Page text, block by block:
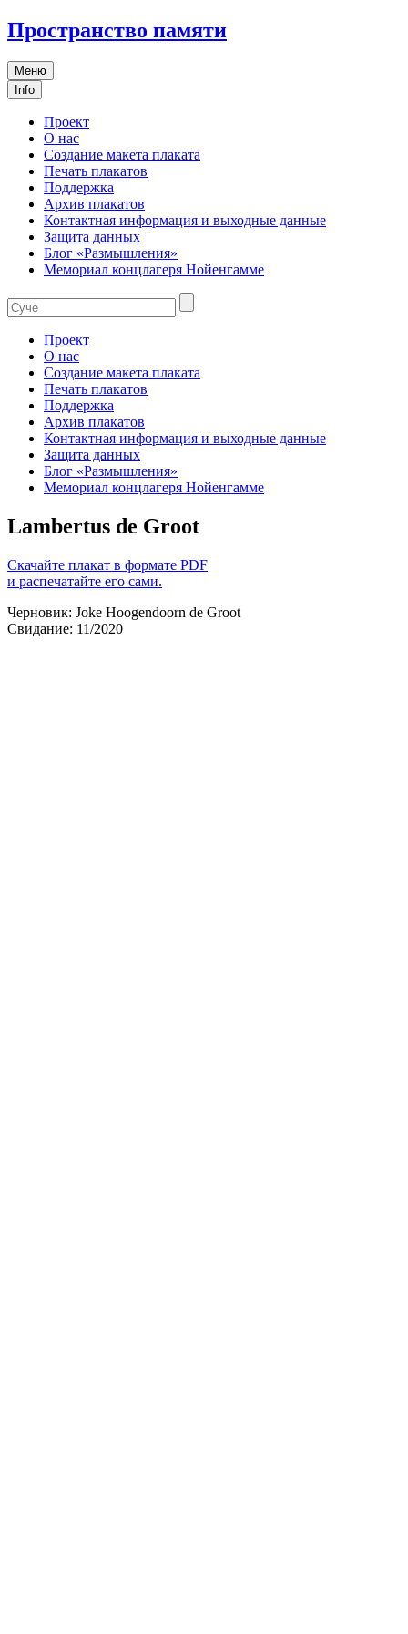
Пространство памяти
Меню
Info
Проект
О нас
Создание макета плаката
Печать плакатов
Поддержка
Архив плакатов
Контактная информация и выходные данные
Защита данных
Блог «Размышления»
Мемориал концлагеря Нойенгамме
Проект
О нас
Создание макета плаката
Печать плакатов
Поддержка
Архив плакатов
Контактная информация и выходные данные
Защита данных
Блог «Размышления»
Мемориал концлагеря Нойенгамме
Lambertus de Groot
Скачайте плакат в формате PDF
и распечатайте его сами.
Черновик: Joke Hoogendoorn de Groot
Свидание: 11/2020